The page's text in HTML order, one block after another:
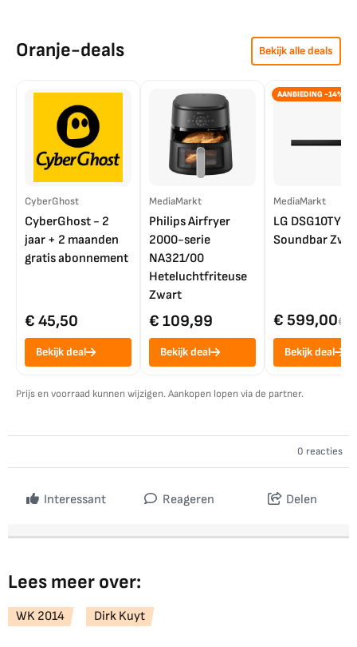
Oranje-deals Bekijk alle deals
CyberGhost
CyberGhost - 2
jaar + 2 maanden
gratis abonnement
€ 45,50
Bekijk deal
MediaMarkt
Philips Airfryer
2000-serie
NA321/00
Heteluchtfriteuse
Zwart
€ 109,99
Bekijk deal
AANBIEDING -14%
MediaMarkt
LG DSG10TY
Soundbar
€ 599,00€
Bekijk deal
Prijs en voorraad kunnen wijzigen. Aankopen lopen via de partner.
0 reacties
Interessant Reageren Delen
Lees meer over:
WK 2014 Dirk Kuyt